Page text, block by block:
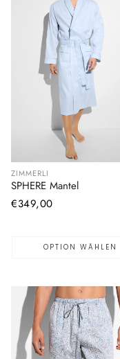
ZIMMERLI
SPHERE Mantel
Normaler
€349,00
OPTION WÄHLEN